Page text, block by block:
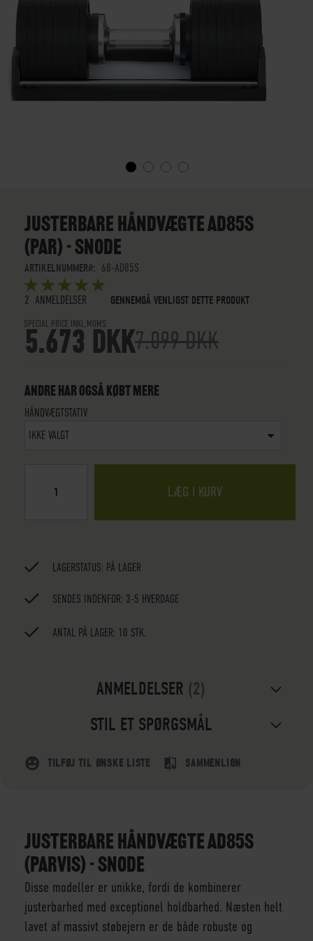
BILLEDGALLERIET
JUSTERBARE HÅNDVÆGTE AD85S
(PAR) - SNODE
ARTIKELNUMMER
68-AD85S
BEDØMMELSE:
5OUT OF5
STARS
2 ANMELDELSER GENNEMGÅ VENLIGST DETTE PRODUKT
SPECIAL PRICE INKL.MOMS
5.673 DKK7.099 DKK
ANDRE HAR OGSÅ KØBT MERE
HÅNDVÆGTSTATIV
IKKE VALGT
LÆG I KURV
LAGERSTATUS: PÅ LAGER
SENDES INDENFOR: 3-5 HVERDAGE
ANTAL PÅ LAGER: 10 STK.
ANMELDELSER 2
STIL ET SPØRGSMÅL
TILFØJ TIL ØNSKE LISTE SAMMENLIGN
JUSTERBARE HÅNDVÆGTE AD85S
(PARVIS) - SNODE
Disse modeller er unikke, fordi de kombinerer
justerbarhed med exceptionel holdbarhed. Næsten helt
lavet af massivt støbejern er de både robuste og